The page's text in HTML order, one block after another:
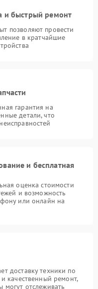
и быстрый ремонт
позволяют провести
в кратчайшие
гарантия на
детали, что
и бесплатная
оценка стоимости
и возможность
или онлайн на
доставку техники по
качественный ремонт,
отслеживать